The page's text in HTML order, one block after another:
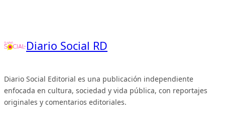
Diario Social RD
Diario Social Editorial es una publicación independiente
enfocada en cultura, sociedad y vida pública, con reportajes
originales y comentarios editoriales.